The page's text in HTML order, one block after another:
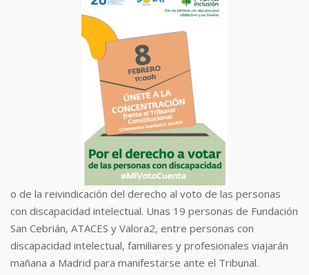
o de la reivindicación del derecho al voto de las personas
con discapacidad intelectual. Unas 19 personas de Fundación
San Cebrián, ATACES y Valora2, entre personas con
discapacidad intelectual, familiares y profesionales viajarán
mañana a Madrid para manifestarse ante el Tribunal.